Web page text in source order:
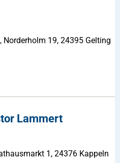
19, 24395 Gelting
Lammert
1, 24376 Kappeln